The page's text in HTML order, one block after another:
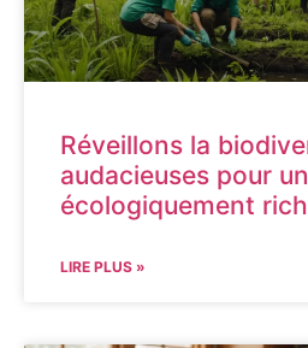
Réveillons la
audacieuses pour
écologiquement
LIRE PLUS »